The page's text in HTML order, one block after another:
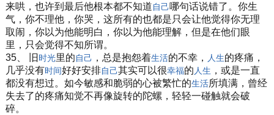
来哄，也许到最后他根本都不知道自己哪句话说错了。你生
气，你不理他，你哭，这所有的也都是只会让他觉得你无理
取闹，你以为他能明白，你以为他能理解，但是在他们眼
里，只会觉得不知所谓。
35、 旧 时光里的自己 ，总是抱怨着生活的不幸， 人生的疼痛，
几乎没有时间好好安排自己其实可以很幸福的 人生 ，或是一直
都没有想过。如今敏感和脆弱的心被繁忙的生活所填满，曾经
失去了的疼痛知觉不再像旋转的陀螺，轻轻一碰触就会破
碎。